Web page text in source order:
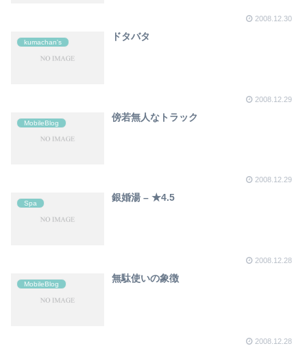
2008.12.30
kumachan's
ドタバタ
2008.12.29
MobileBlog
傍若無人なトラック
2008.12.29
Spa
銀婚湯 – ★4.5
2008.12.28
MobileBlog
無駄使いの象徴
2008.12.28